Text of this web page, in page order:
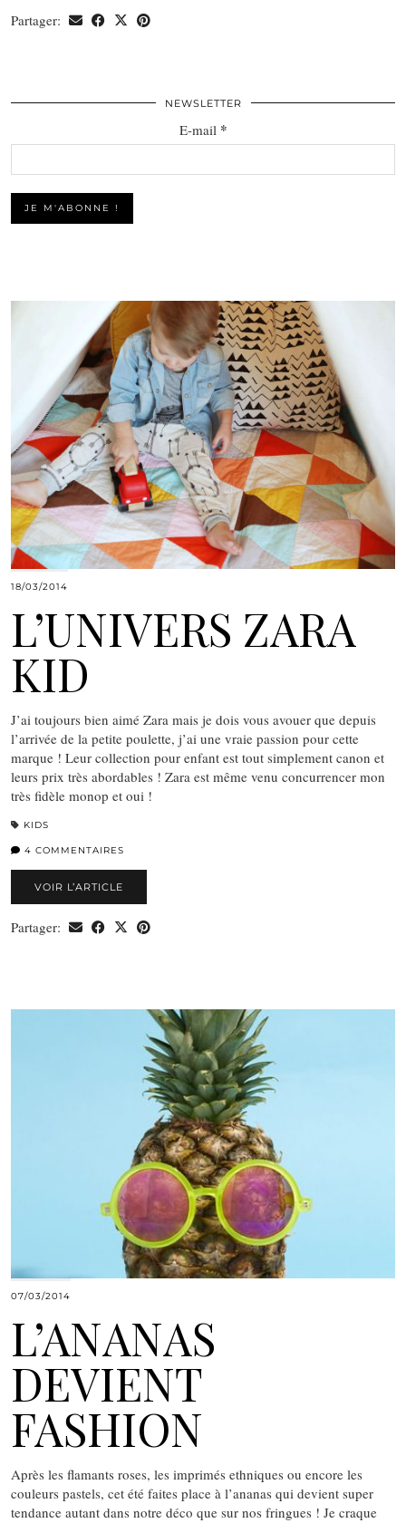
Partager:
NEWSLETTER
E-mail *
18/03/2014
L’UNIVERS ZARA
KID
J’ai toujours bien aimé Zara mais je dois vous avouer que depuis
l’arrivée de la petite poulette, j’ai une vraie passion pour cette
marque ! Leur collection pour enfant est tout simplement canon et
leurs prix très abordables ! Zara est même venu concurrencer mon
très fidèle monop et oui !
KIDS
4 COMMENTAIRES
VOIR L’ARTICLE
Partager:
07/03/2014
L’ANANAS
DEVIENT
FASHION
Après les flamants roses, les imprimés ethniques ou encore les
couleurs pastels, cet été faites place à l’ananas qui devient super
tendance autant dans notre déco que sur nos fringues ! Je craque